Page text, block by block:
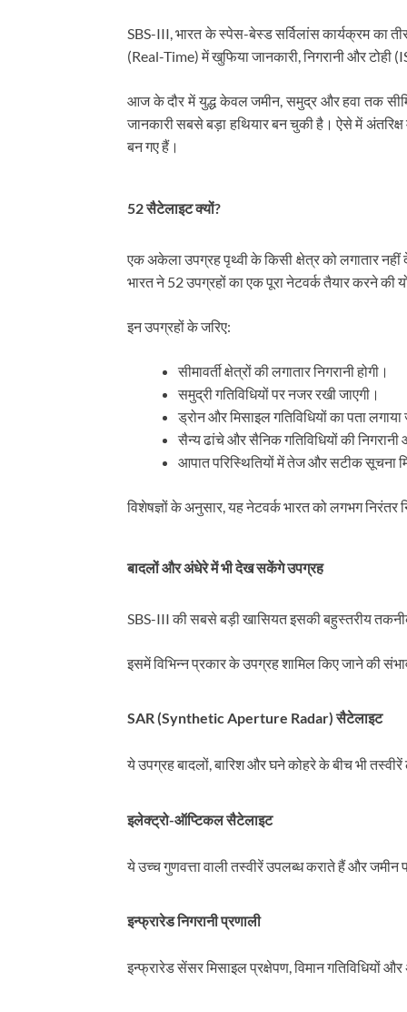
SBS-III, भारत के स्पेस-बेस्ड सर्विलांस कार्यक्रम का
(Real-Time) में खुफिया जानकारी, निगरानी और टोही
आज के दौर में युद्ध केवल जमीन, समुद्र और हवा तक
जानकारी सबसे बड़ा हथियार बन चुकी है। ऐसे में अंतरिक्ष
बन गए हैं।
52 सैटेलाइट क्यों?
एक अकेला उपग्रह पृथ्वी के किसी क्षेत्र को लगातार
भारत ने 52 उपग्रहों का एक पूरा नेटवर्क तैयार करने की
इन उपग्रहों के जरिए:
सीमावर्ती क्षेत्रों की लगातार निगरानी होगी।
समुद्री गतिविधियों पर नजर रखी जाएगी।
ड्रोन और मिसाइल गतिविधियों का पता
सैन्य ढांचे और सैनिक गतिविधियों की निगरानी
आपात परिस्थितियों में तेज और सटीक सूचना
विशेषज्ञों के अनुसार, यह नेटवर्क भारत को लगभग
बादलों और अंधेरे में भी देख सकेंगे उपग्रह
SBS-III की सबसे बड़ी खासियत इसकी बहुस्तरीय
इसमें विभिन्न प्रकार के उपग्रह शामिल किए जाने की
SAR (Synthetic Aperture Radar) सैटेलाइट
ये उपग्रह बादलों, बारिश और घने कोहरे के बीच भी
इलेक्ट्रो-ऑप्टिकल सैटेलाइट
ये उच्च गुणवत्ता वाली तस्वीरें उपलब्ध कराते हैं और
इन्फ्रारेड निगरानी प्रणाली
इन्फ्रारेड सेंसर मिसाइल प्रक्षेपण, विमान गतिविधियों